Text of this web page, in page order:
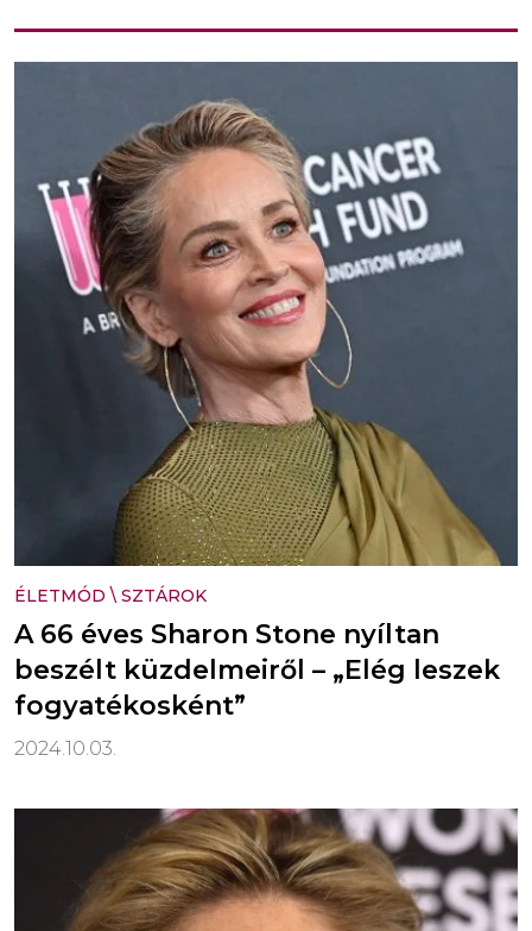
ÉLETMÓD \ SZTÁROK
A 66 éves Sharon Stone nyíltan
beszélt küzdelmeiről – „Elég leszek
fogyatékosként”
2024.10.03.